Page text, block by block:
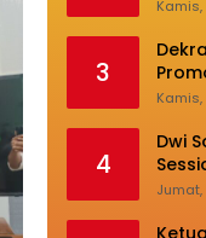
3
Kamis,
4
Dwi
Jumat,